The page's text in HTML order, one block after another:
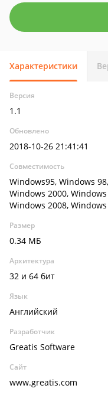
Характеристики
Версия
1.1
Обновлено
2018-10-26 21:41:41
Совместимость
Windows95, Windows
Windows 2000,
Windows 2008,
Размер
0.34 МБ
Архитектура
32 и 64 бит
Язык
Английский
Разработчик
Greatis Software
Сайт
www.greatis.com